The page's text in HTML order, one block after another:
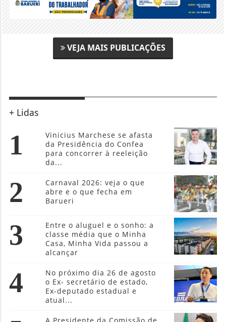
VEJA MAIS PUBLICAÇÕES
+ Lidas
1
Vinicius Marchese se afasta
da Presidência do Confea
para concorrer à reeleição
da...
2
Carnaval 2026: veja o que
abre e o que fecha em
Barueri
3
Entre o aluguel e o sonho: a
classe média que o Minha
Casa, Minha Vida passou a
alcançar
4
No próximo dia 26 de agosto
o Ex- secretário de estado,
Ex-deputado estadual e
atual...